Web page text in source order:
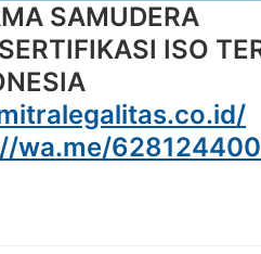
SAMUDERA
ISO
wa.me/